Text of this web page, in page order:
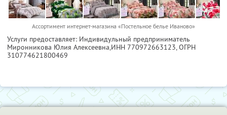
Ассортимент интернет-магазина «Постельное белье Иваново»
Услуги предоставляет: Индивидульный предприниматель
Миронникова Юлия Алексеевна,ИНН 770972663123, ОГРН
310774621800469